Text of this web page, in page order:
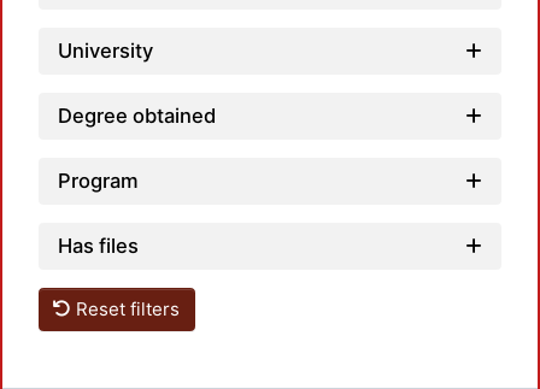
University
Degree obtained
Program
Has files
Reset filters